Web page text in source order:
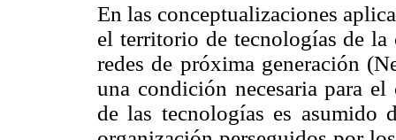
En las conceptualizaciones
el territorio de tecnologías de
redes de próxima generación
una condición necesaria para
de las tecnologías es asumido